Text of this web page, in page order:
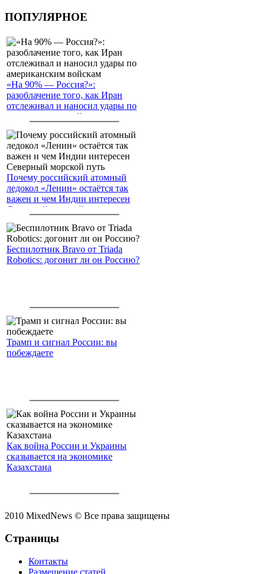
ПОПУЛЯРНОЕ
«На 90% — Россия?»:
разоблачение того, как Иран
отслеживал и наносил удары по
американским войскам
Почему российский атомный
ледокол «Ленин» остаётся так
важен и чем Индии интересен
Северный морской путь
Беспилотник Bravo от Triada
Robotics: догонит ли он Россию?
Трамп и сигнал России: вы
побеждаете
Как война России и Украины
сказывается на экономике
Казахстана
2010 MixedNews © Все права защищены
Страницы
Контакты
Размещение статей